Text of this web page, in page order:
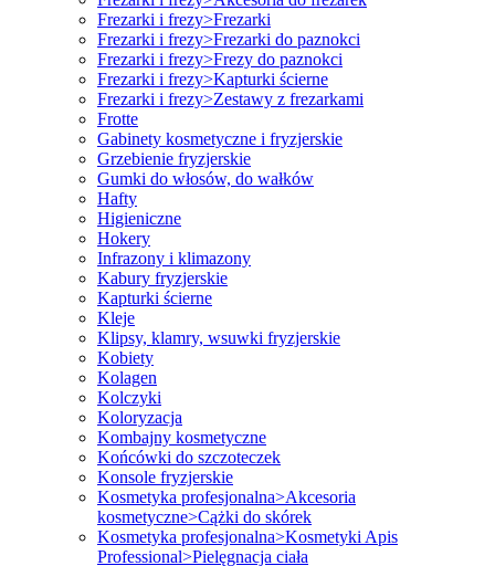
Frezarki i frezy>Frezarki
Frezarki i frezy>Frezarki do paznokci
Frezarki i frezy>Frezy do paznokci
Frezarki i frezy>Kapturki ścierne
Frezarki i frezy>Zestawy z frezarkami
Frotte
Gabinety kosmetyczne i fryzjerskie
Grzebienie fryzjerskie
Gumki do włosów, do wałków
Hafty
Higieniczne
Hokery
Infrazony i klimazony
Kabury fryzjerskie
Kapturki ścierne
Kleje
Klipsy, klamry, wsuwki fryzjerskie
Kobiety
Kolagen
Kolczyki
Koloryzacja
Kombajny kosmetyczne
Końcówki do szczoteczek
Konsole fryzjerskie
Kosmetyka profesjonalna>Akcesoria
kosmetyczne>Cążki do skórek
Kosmetyka profesjonalna>Kosmetyki Apis
Professional>Pielęgnacja ciała